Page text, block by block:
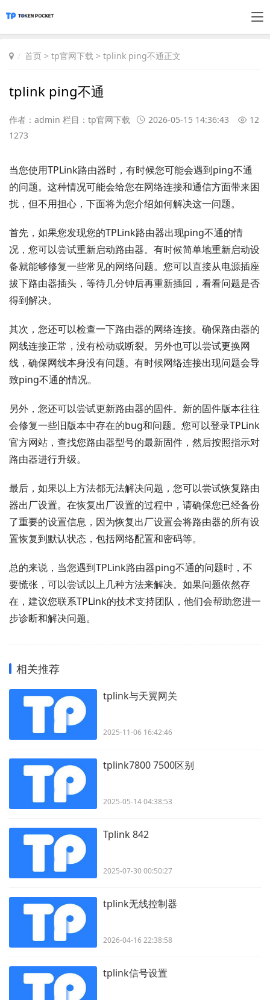
首页 > tp官网下载 > tplink ping不通正文
tplink ping不通
作者：admin 栏目： tp官网下载 2026-05-15 14:36:43
12
1273
当您使用TPLink路由器时，有时候您可能会遇到ping不通
的问题。这种情况可能会给您在网络连接和通信方面带来困
扰，但不用担心，下面将为您介绍如何解决这一问题。
首先，如果您发现您的TPLink路由器出现ping不通的情
况，您可以尝试重新启动路由器。有时候简单地重新启动设
备就能够修复一些常见的网络问题。您可以直接从电源插座
拔下路由器插头，等待几分钟后再重新插回，看看问题是否
得到解决。
其次，您还可以检查一下路由器的网络连接。确保路由器的
网线连接正常，没有松动或断裂。另外也可以尝试更换网
线，确保网线本身没有问题。有时候网络连接出现问题会导
致ping不通的情况。
另外，您还可以尝试更新路由器的固件。新的固件版本往往
会修复一些旧版本中存在的bug和问题。您可以登录TPLink
官方网站，查找您路由器型号的最新固件，然后按照指示对
路由器进行升级。
最后，如果以上方法都无法解决问题，您可以尝试恢复路由
器出厂设置。在恢复出厂设置的过程中，请确保您已经备份
了重要的设置信息，因为恢复出厂设置会将路由器的所有设
置恢复到默认状态，包括网络配置和密码等。
总的来说，当您遇到TPLink路由器ping不通的问题时，不
要慌张，可以尝试以上几种方法来解决。如果问题依然存
在，建议您联系TPLink的技术支持团队，他们会帮助您进一
步诊断和解决问题。
相关推荐
tplink与天翼网关
2025-11-06 16:42:46
tplink7800 7500区别
2025-05-14 04:38:53
Tplink 842
2025-07-30 00:50:27
tplink无线控制器
2026-04-16 22:38:58
tplink信号设置